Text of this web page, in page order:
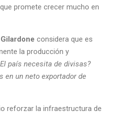
promete crecer mucho en
Gilardone considera que es
la producción y
país necesita de divisas?
en un neto exportador de
reforzar la infraestructura de